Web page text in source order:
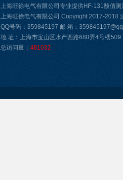
上海旺徐电气有限公司专业提供HF-131酸值
上海旺徐电气有限公司 Copyright 2017-2018
QQ号码：359845197 邮 箱：
地 址：上海市宝山区水产西路680弄4号楼509
总访问量： 481032